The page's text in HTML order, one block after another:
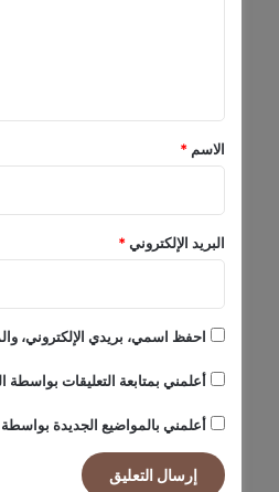
ل
ي
ن
ا
ي
0
*
الاسم *
البريد الإلكتروني*
احفظ اسمي، بريدي الإلكتروني،
أعلمني بمتابعة التعليقات بواسطة
أعلمني بالمواضيع الجديدة بواسطة